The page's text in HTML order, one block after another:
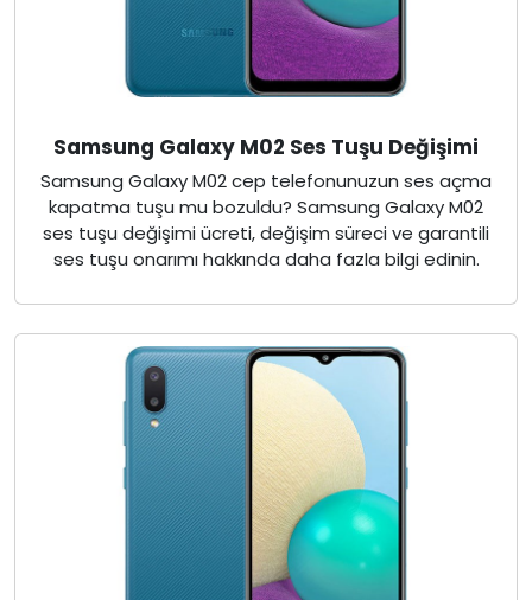
Samsung Galaxy M02 Ses Tuşu Değişimi
Samsung Galaxy M02 cep telefonunuzun ses açma
kapatma tuşu mu bozuldu? Samsung Galaxy M02
ses tuşu değişimi ücreti, değişim süreci ve garantili
ses tuşu onarımı hakkında daha fazla bilgi edinin.